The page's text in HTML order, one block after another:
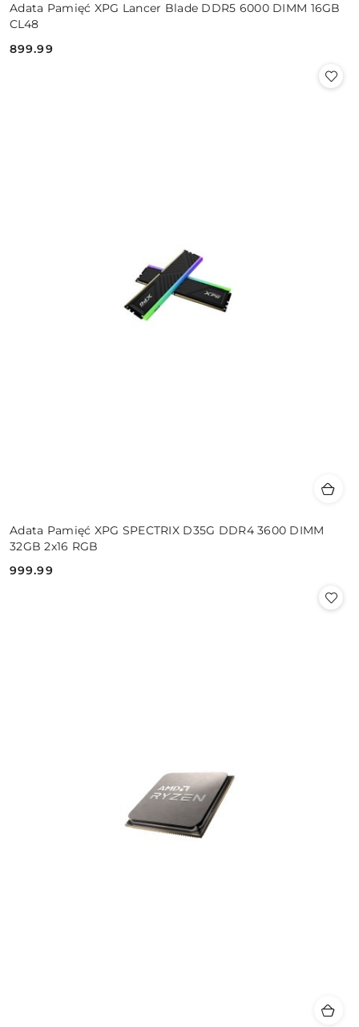
Adata Pamięć XPG Lancer Blade DDR5 6000 DIMM 16GB
CL48
Cena:
899.99
Adata Pamięć XPG SPECTRIX D35G DDR4 3600 DIMM
32GB 2x16 RGB
Cena:
999.99